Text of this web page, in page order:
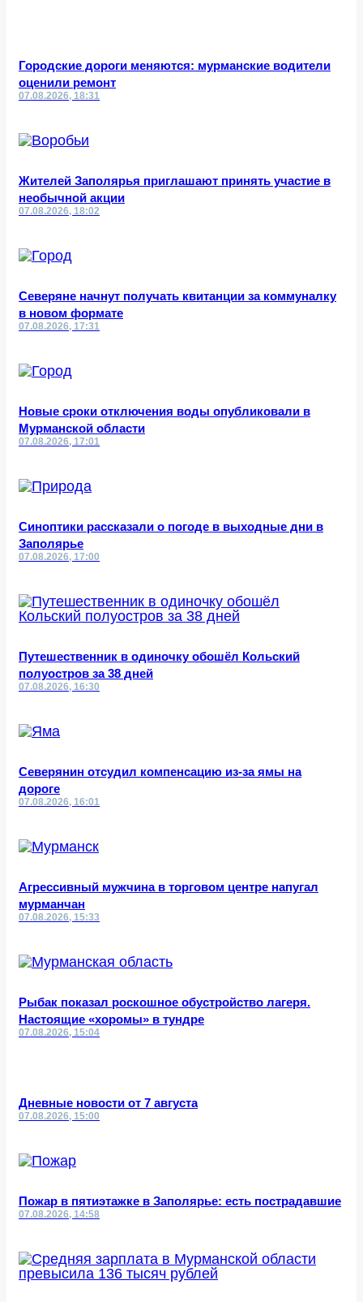
Городские дороги меняются: мурманские водители
оценили ремонт
07.08.2026, 18:31
Жителей Заполярья приглашают принять участие в
необычной акции
07.08.2026, 18:02
Северяне начнут получать квитанции за коммуналку
в новом формате
07.08.2026, 17:31
Новые сроки отключения воды опубликовали в
Мурманской области
07.08.2026, 17:01
Синоптики рассказали о погоде в выходные дни в
Заполярье
07.08.2026, 17:00
Путешественник в одиночку обошёл Кольский
полуостров за 38 дней
07.08.2026, 16:30
Северянин отсудил компенсацию из-за ямы на
дороге
07.08.2026, 16:01
Агрессивный мужчина в торговом центре напугал
мурманчан
07.08.2026, 15:33
Рыбак показал роскошное обустройство лагеря.
Настоящие «хоромы» в тундре
07.08.2026, 15:04
Дневные новости от 7 августа
07.08.2026, 15:00
Пожар в пятиэтажке в Заполярье: есть пострадавшие
07.08.2026, 14:58